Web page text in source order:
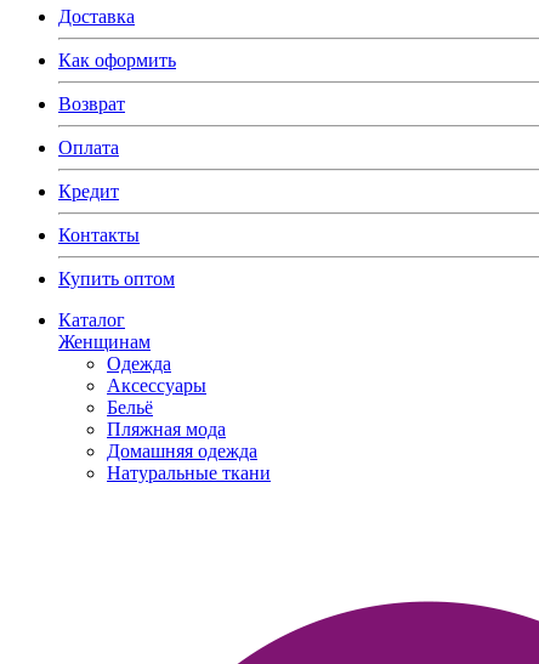
Доставка
Как оформить
Возврат
Оплата
Кредит
Контакты
Купить оптом
Каталог
Женщинам
Одежда
Аксессуары
Бельё
Пляжная мода
Домашняя одежда
Натуральные ткани